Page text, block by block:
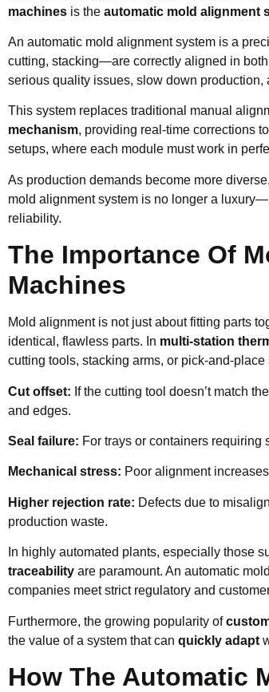
machines is the automatic mold alignment
An automatic mold alignment system is a
cutting, stacking—are correctly aligned in
serious quality issues, slow down production,
This system replaces traditional manual
mechanism, providing real-time corrections
setups, where each module must work in
As production demands become more
mold alignment system is no longer a
reliability.
The Importance Of
Machines
Mold alignment is not just about fitting parts
identical, flawless parts. In multi-station
cutting tools, stacking arms, or pick-and-
Cut offset: If the cutting tool doesn’t match
and edges.
Seal failure: For trays or containers
Mechanical stress: Poor alignment
Higher rejection rate: Defects due to
production waste.
In highly automated plants, especially those
traceability are paramount. An automatic
companies meet strict regulatory and
Furthermore, the growing popularity of
the value of a system that can quickly adapt
How The Automatic